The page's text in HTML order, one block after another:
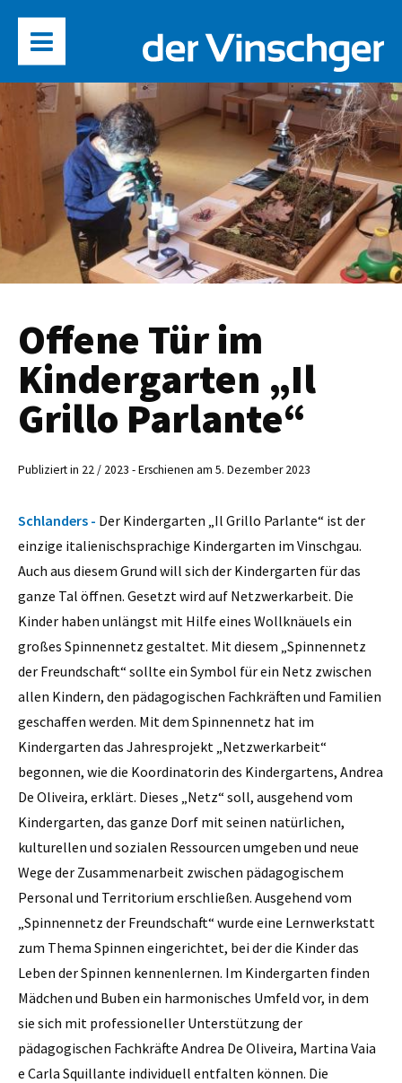
Offene Tür im
Kindergarten „Il
Grillo Parlante“
Publiziert in 22 / 2023 - Erschienen am 5. Dezember 2023
Schlanders - Der Kindergarten „Il Grillo Parlante“ ist der
einzige italienischsprachige Kindergarten im Vinschgau.
Auch aus diesem Grund will sich der Kindergarten für das
ganze Tal öffnen. Gesetzt wird auf Netzwerkarbeit. Die
Kinder haben unlängst mit Hilfe eines Wollknäuels ein
großes Spinnennetz gestaltet. Mit diesem „Spinnennetz
der Freundschaft“ sollte ein Symbol für ein Netz zwischen
allen Kindern, den pädagogischen Fachkräften und Familien
geschaffen werden. Mit dem Spinnennetz hat im
Kindergarten das Jahresprojekt „Netzwerkarbeit“
begonnen, wie die Koordinatorin des Kindergartens, Andrea
De Oliveira, erklärt. Dieses „Netz“ soll, ausgehend vom
Kindergarten, das ganze Dorf mit seinen natürlichen,
kulturellen und sozialen Ressourcen umgeben und neue
Wege der Zusammenarbeit zwischen pädagogischem
Personal und Territorium erschließen. Ausgehend vom
„Spinnennetz der Freundschaft“ wurde eine Lernwerkstatt
zum Thema Spinnen eingerichtet, bei der die Kinder das
Leben der Spinnen kennenlernen. Im Kindergarten finden
Mädchen und Buben ein harmonisches Umfeld vor, in dem
sie sich mit professioneller Unterstützung der
pädagogischen Fachkräfte Andrea De Oliveira, Martina Vaia
e Carla Squillante individuell entfalten können. Die